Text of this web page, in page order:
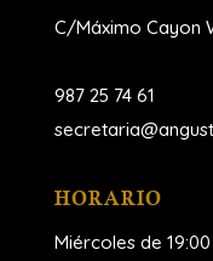
C/Máximo Cayon
987 25 74 61
HORARIO
Miércoles de 19:00